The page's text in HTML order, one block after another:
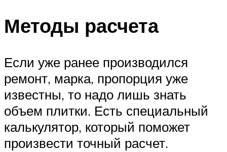
Методы расчета
Если уже ранее производился
ремонт, марка, пропорция уже
известны, то надо лишь знать
объем плитки. Есть специальный
калькулятор, который поможет
произвести точный расчет.